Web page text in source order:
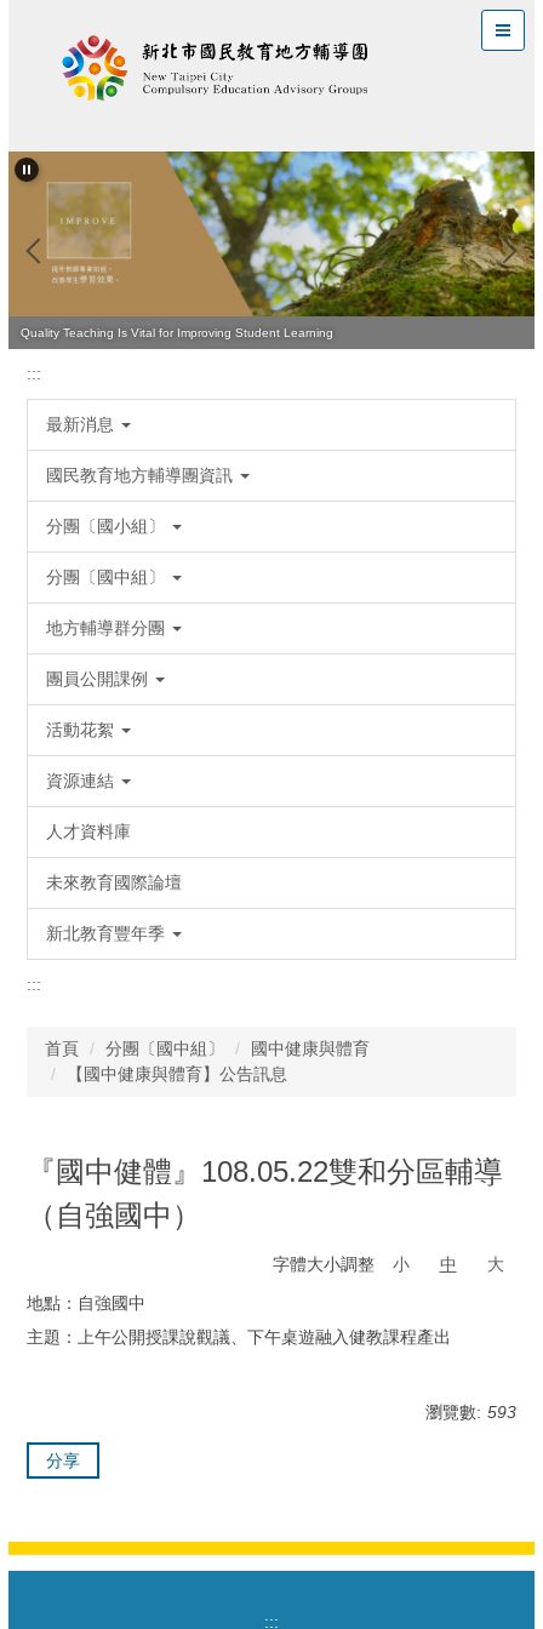
區
Quality Teaching Is Vital for Improving Student Learning
:::
最新消息
國民教育地方輔導團資訊
分團〔國小組〕
分團〔國中組〕
地方輔導群分團
團員公開課例
活動花絮
資源連結
人才資料庫
未來教育國際論壇
新北教育豐年季
:::
首頁 分團〔國中組〕
國中健康與體育
【國中健康與體育】公告訊息
『國中健體』108.05.22雙和分區輔導
（自強國中）
字體大小調整 小 中
大
地點：自強國中
主題：上午公開授課說觀議、下午桌遊融入健教課程產出
瀏覽數: 593
分享
:::